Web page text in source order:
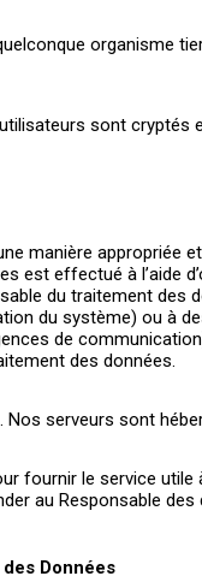
organisme
sont cryptés
manière
est effectué à l’aide
du traitement
du système) ou à
de
des données.
serveurs sont
fournir le service
au Responsable
Données